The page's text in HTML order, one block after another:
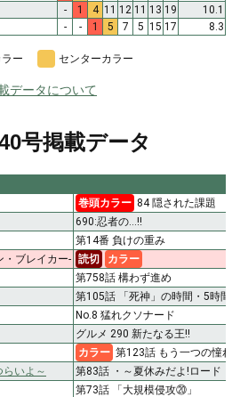
- 1 4 11 12 11 13 19
10.1
- - 1 5 7 5 15 17 8.3
ー センターカラー
データについて
号掲載データ
巻頭カラー 84 隠された課題
690:忍者の…!!
第14番 負けの重み
・ブレイカー- 読切
カラー
第758話 構わず進め
第105話 「死神」の時間・5時間
No.8 猛れクソナード
グルメ 290 新たなる王!!
カラー 第123話 もう一つの憧れ
いよ～
第83話 ・～夏休みだよ!ロード・
第73話 「大規模侵攻⑳」